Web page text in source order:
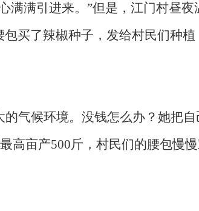
满满引进来。”但是，江门村昼夜
买了辣椒种子，发给村民们种植
气候环境。没钱怎么办？她把
高亩产500斤，村民们的腰包慢